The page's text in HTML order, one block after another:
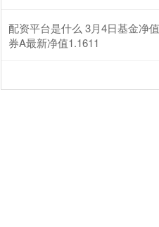
配资平台是什么 3月4日基金净
券A最新净值1.1611